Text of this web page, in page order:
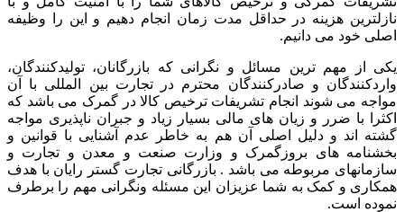
نازلترین هزینه در حداقل مدت زمان انجام دهیم و این را وظیفه
اصلی خود می دانیم.
یکی از مهم ترین مسائل و نگرانی که بازرگانان، تولیدکنندگان،
واردکنندگان و صادرکنندگان محترم در تجارت بین المللی با آن
مواجه می شوند انجام تشریفات ترخیص کالا در گمرک می باشد که
اکثرا با ضرر و زیان های مالی بسیار زیاد و جبران ناپذیری مواجه
گشته اند و دلیل اصلی آن هم به خاطر عدم آشنایی با قوانین و
بخشنامه های بروزگمرک و وزارت صنعت و معدن و تجارت و
سازمانهای مربوطه می باشد . بازرگانی تجارت گستر رایان با هدف
همکاری و کمک به شما عزیزان این مسئله ونگرانی مهم را برطرف
نموده است.